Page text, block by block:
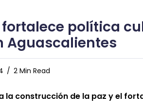
política
Aguascalientes
2 Min Read
la construcción de la paz y el